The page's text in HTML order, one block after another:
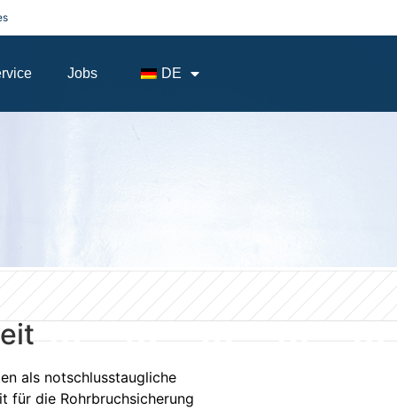
Jobs DE
als notschlusstaugliche
für die Rohrbruchsicherung